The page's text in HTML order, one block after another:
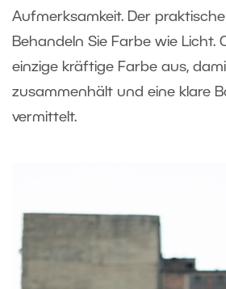
Aufmerksamkeit. Der
Behandeln Sie Farbe wie Licht.
einzige kräftige Farbe aus,
zusammenhält und eine klare
vermittelt.